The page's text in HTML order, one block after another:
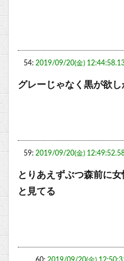
54: 2019/09/20(金)
グレーじゃなく黒が欲
59: 2019/09/20(金)
とりあえずぶつ森前に
と見てる